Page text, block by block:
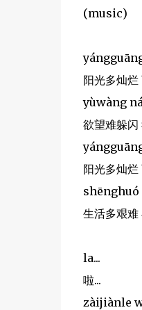
(music)
阳光多灿烂
yùwàng
欲望难躲闪
阳光多灿
生活多艰难
la...
啦...
zàijiànle